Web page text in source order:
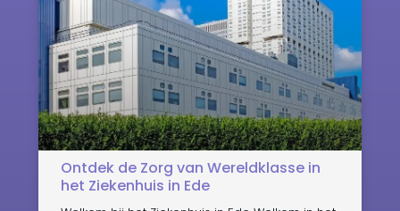
Ontdek de Zorg van Wereldklasse in
het Ziekenhuis in Ede